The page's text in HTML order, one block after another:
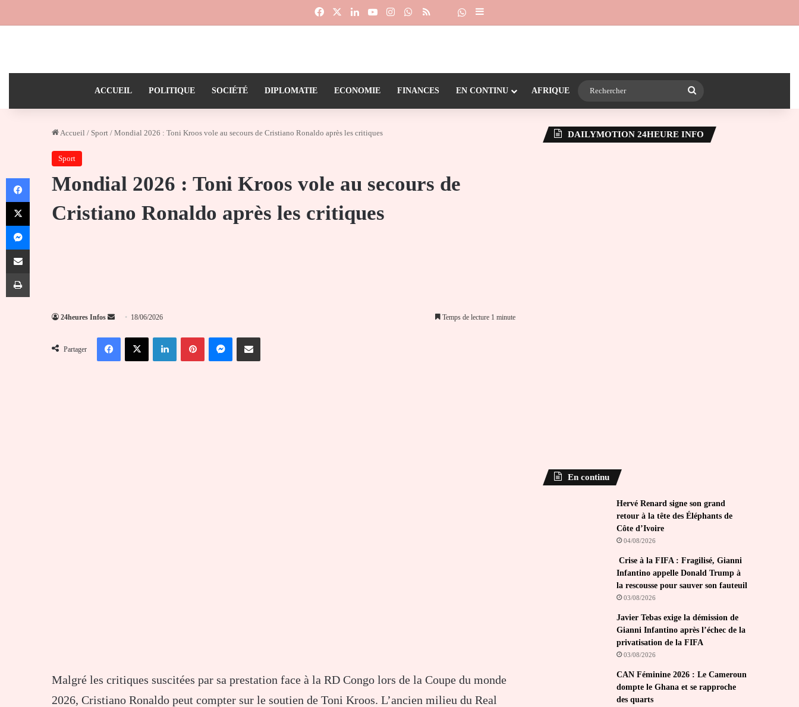
FacebookLinkedinYouTubeInstagramWhatsApp
RSS Dailymotion
Suivre la chaîne 24heureinfo sur WhatsApp
Sidebar (barre latérale)
ACCUEIL POLITIQUE SOCIÉTÉ DIPLOMATIE ECONOMIE FINANCES EN CONTINU AFRIQUE
Accueil / Sport / Mondial 2026 : Toni Kroos vole au secours de Cristiano Ronaldo après les critiques
Sport
Mondial 2026 : Toni Kroos vole au secours de
Cristiano Ronaldo après les critiques
24heures Infos
Envoyer
courriel
18/06/2026 Temps de lecture 1 minute
Partager
FacebookX LinkedinPinterestMessengerPartager par email
Malgré les critiques suscitées par sa prestation face à la RD Congo lors de la Coupe du monde
2026, Cristiano Ronaldo peut compter sur le soutien de Toni Kroos. L’ancien milieu du Real
DAILYMOTION 24HEURE INFO
En continu
Hervé Renard signe son grand
retour à la tête des Éléphants de
Côte d’Ivoire
04/08/2026
Crise à la FIFA : Fragilisé, Gianni
Infantino appelle Donald Trump à
la rescousse pour sauver son fauteuil
03/08/2026
Javier Tebas exige la démission de
Gianni Infantino après l’échec de la
privatisation de la FIFA
03/08/2026
CAN Féminine 2026 : Le Cameroun
dompte le Ghana et se rapproche
des quarts
Facebook
X
Messenger
Partager par email